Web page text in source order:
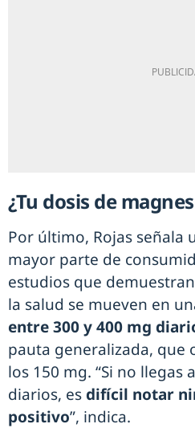
¿Tu dosis de
Por último, Rojas señala
mayor parte de
estudios que
la salud se mueven en
entre 300 y 400 mg
pauta generalizada, que
los 150 mg. “Si no llegas
diarios, es difícil notar
positivo”, indica.